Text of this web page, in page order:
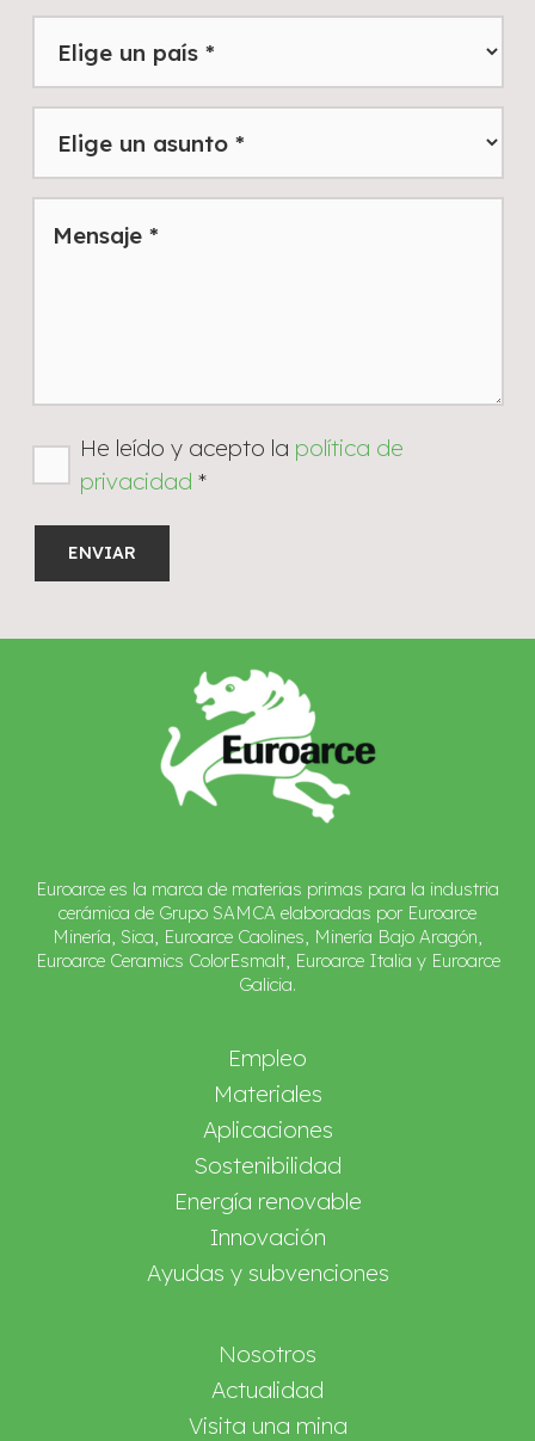
He leído y acepto la política de
privacidad *
Euroarce es la marca de materias primas para la industria
cerámica de Grupo SAMCA elaboradas por Euroarce
Minería, Sica, Euroarce Caolines, Minería Bajo Aragón,
Euroarce Ceramics ColorEsmalt, Euroarce Italia y Euroarce
Galicia.
Empleo
Materiales
Aplicaciones
Sostenibilidad
Energía renovable
Innovación
Ayudas y subvenciones
Nosotros
Actualidad
Visita una mina